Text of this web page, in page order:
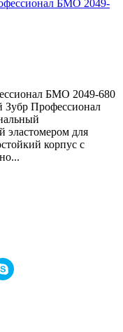
БМО 2049-680
Профессионал
эластомером для
корпус с